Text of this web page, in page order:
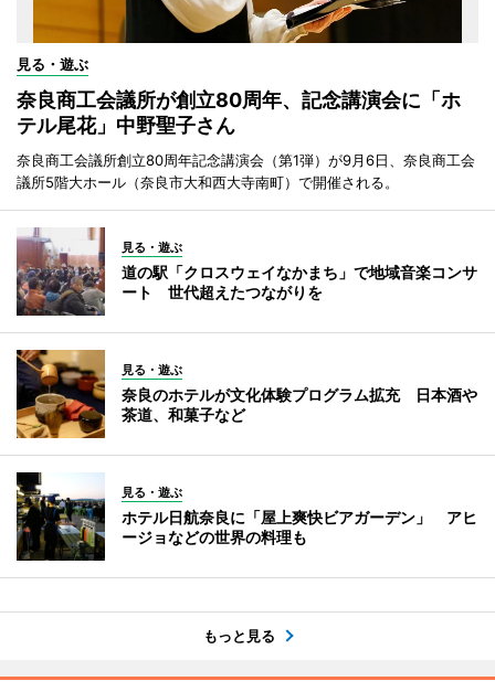
見る・遊ぶ
奈良商工会議所が創立80周年、記念講演会に「ホ
テル尾花」中野聖子さん
奈良商工会議所創立80周年記念講演会（第1弾）が9月6日、奈良商工会
議所5階大ホール（奈良市大和西大寺南町）で開催される。
見る・遊ぶ
道の駅「クロスウェイなかまち」で地域音楽コンサ
ート 世代超えたつながりを
見る・遊ぶ
奈良のホテルが文化体験プログラム拡充 日本酒や
茶道、和菓子など
見る・遊ぶ
ホテル日航奈良に「屋上爽快ビアガーデン」 アヒ
ージョなどの世界の料理も
もっと見る